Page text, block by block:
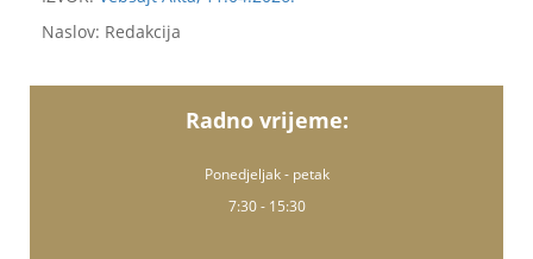
Naslov: Redakcija
Radno vrijeme:
Ponedjeljak - petak
7:30 - 15:30